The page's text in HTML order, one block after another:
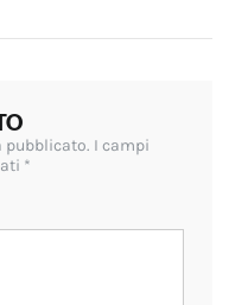
pubblicato. I campi
*